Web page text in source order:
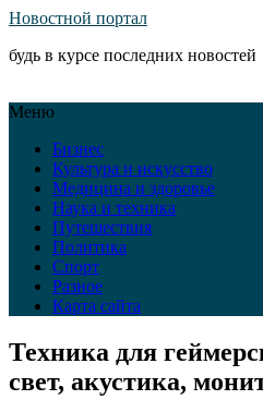
Новостной портал
будь в курсе последних новостей
Меню
Бизнес
Культура и искусство
Медицина и здоровье
Наука и техника
Путешествия
Политика
Спорт
Разное
Карта сайта
Техника для
свет, акустика,